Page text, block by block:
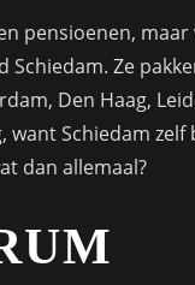
pensioenen,
Ze
Den Haag,
Schiedam
dan allemaal?